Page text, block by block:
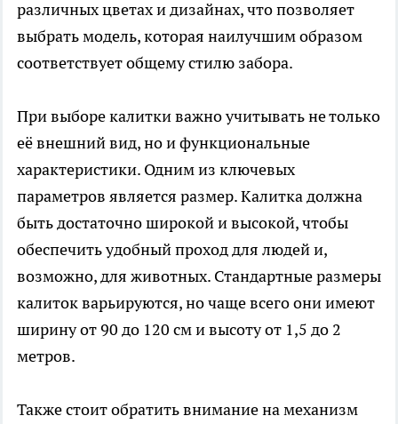
различных цветах и дизайнах, что позволяет
выбрать модель, которая наилучшим образом
соответствует общему стилю забора.
При выборе калитки важно учитывать не только
её внешний вид, но и функциональные
характеристики. Одним из ключевых
параметров является размер. Калитка должна
быть достаточно широкой и высокой, чтобы
обеспечить удобный проход для людей и,
возможно, для животных. Стандартные размеры
калиток варьируются, но чаще всего они имеют
ширину от 90 до 120 см и высоту от 1,5 до 2
метров.
Также стоит обратить внимание на механизм